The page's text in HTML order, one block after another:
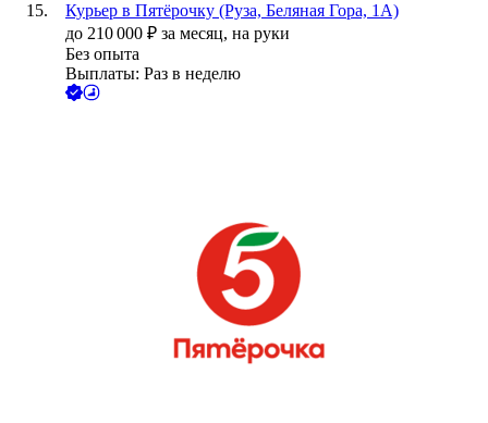
Курьер в Пятёрочку (Руза, Беляная Гора, 1А)
до 210 000 ₽ за месяц, на руки
Без опыта
Выплаты: Раз в неделю